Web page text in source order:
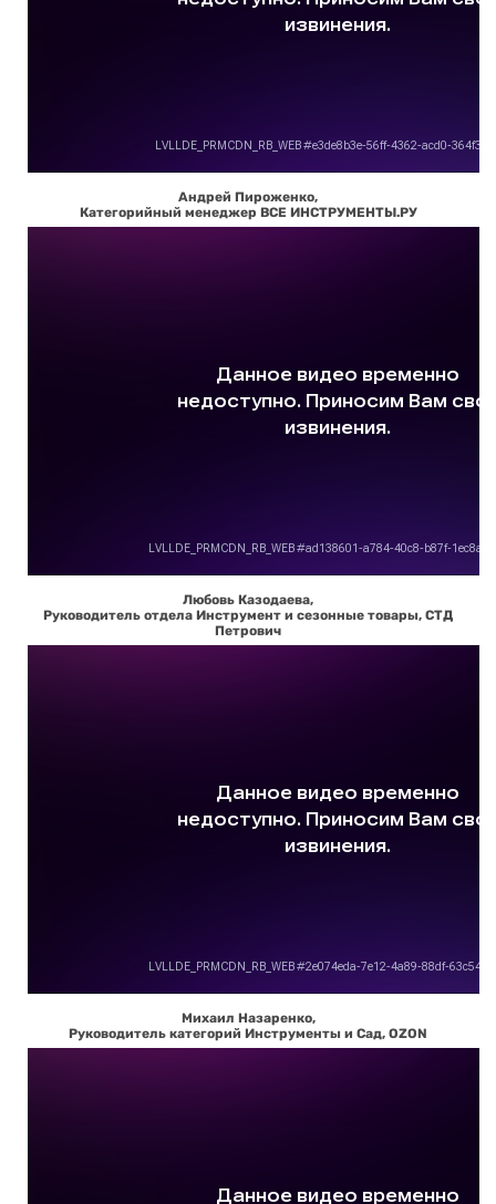
Андрей Пироженко,
Категорийный менеджер ВСЕ ИНСТРУМЕНТЫ.РУ
Любовь Казодаева,
Руководитель отдела Инструмент и сезонные товары, СТД
Петрович
Михаил Назаренко,
Руководитель категорий Инструменты и Сад, OZON